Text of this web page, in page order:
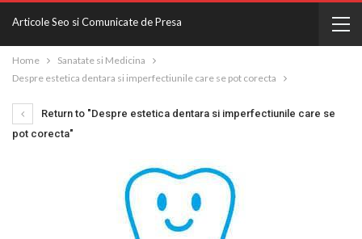
Articole Seo si Comunicate de Presa
Home
Sanatate si Medicina
Despre estetica dentara si imperfectiunile care se pot corecta
Return to "Despre estetica dentara si imperfectiunile care se
pot corecta"